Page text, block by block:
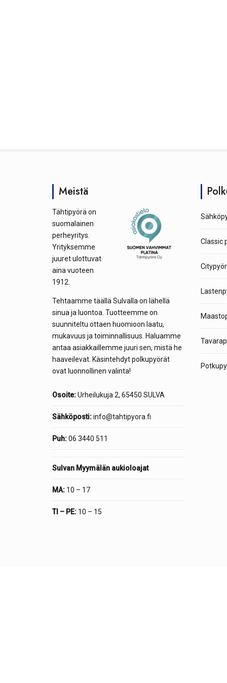
Meistä
Tähtipyörä on
suomalainen
perheyritys.
Yrityksemme
juuret ulottuvat
aina vuoteen
1912.
Tehtaamme täällä Sulvalla on lähellä
sinua ja luontoa. Tuotteemme on
suunniteltu ottaen huomioon laatu,
mukavuus ja toiminnallisuus. Haluamme
antaa asiakkaillemme juuri sen, mistä he
haaveilevat. Käsintehdyt polkupyörät
ovat luonnollinen valinta!
Osoite:Urheilukuja 2, 65450 SULVA
Sähköposti:info@tahtipyora.fi
Puh:06 3440 511
Sulvan Myymälän aukioloajat
MA: 10 – 17
TI – PE: 10 – 15
Classic